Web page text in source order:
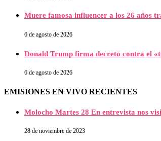
Muere famosa influencer a los 26 años
6 de agosto de 2026
Donald Trump firma decreto contra el
6 de agosto de 2026
EMISIONES EN VIVO RECIENTES
Molocho Martes 28 En entrevista nos
28 de noviembre de 2023